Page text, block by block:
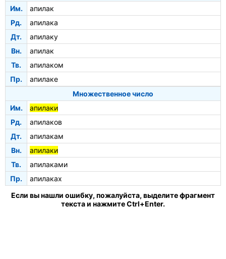
Им.
апилак
Рд.
апилака
Дт.
апилаку
Вн.
апилак
Тв.
апилаком
Пр.
апилаке
Множественное число
Им.
апилаки
Рд.
апилаков
Дт.
апилакам
Вн.
апилаки
Тв.
апилаками
Пр.
апилаках
Если вы нашли ошибку, пожалуйста, выделите фрагмент
текста и нажмите Ctrl+Enter.